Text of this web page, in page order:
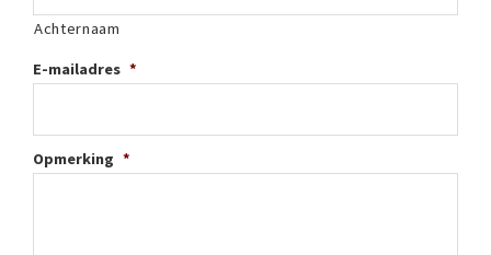
Achternaam
E-mailadres *
Opmerking *